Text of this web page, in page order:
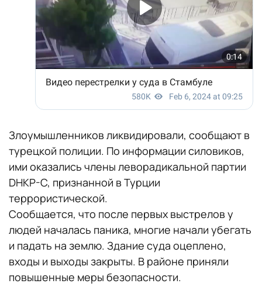
Злоумышленников ликвидировали, сообщают в
турецкой полиции. По информации силовиков,
ими оказались члены леворадикальной партии
DHKP-C, признанной в Турции
террористической.
Сообщается, что после первых выстрелов у
людей началась паника, многие начали убегать
и падать на землю. Здание суда оцеплено,
входы и выходы закрыты. В районе приняли
повышенные меры безопасности.